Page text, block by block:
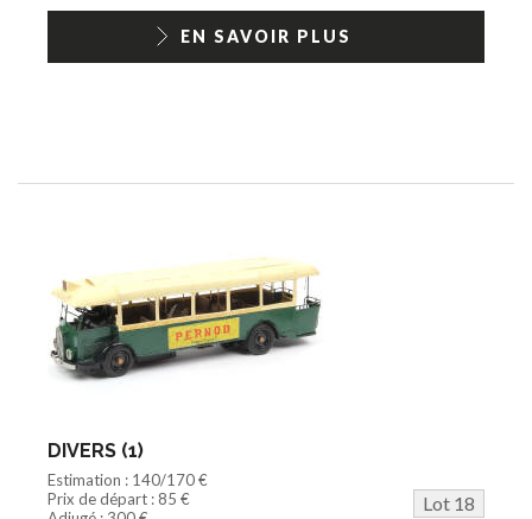
EN SAVOIR PLUS
DIVERS (1)
Estimation : 140/170 €
Prix de départ : 85 €
Lot 18